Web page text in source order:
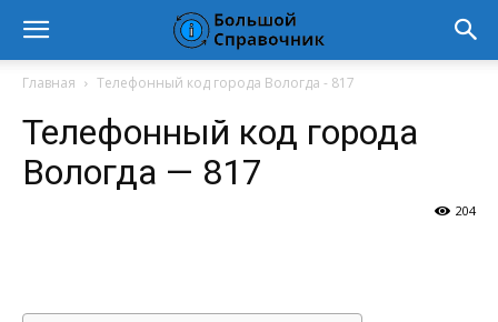
Главная Телефонный код города Вологда - 817
Телефонный код города
Вологда — 817
204